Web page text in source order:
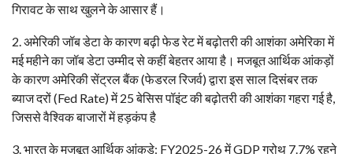
गिरावट के साथ खुलने के आसार हैं।
​2. अमेरिकी जॉब डेटा के कारण बढ़ी फेड रेट में बढ़ोतरी की आशंका अमेरिका में
मई महीने का जॉब डेटा उम्मीद से कहीं बेहतर आया है। मजबूत आर्थिक आंकड़ों
के कारण अमेरिकी सेंट्रल बैंक (फेडरल रिजर्व) द्वारा इस साल दिसंबर तक
ब्याज दरों (Fed Rate) में 25 बेसिस पॉइंट की बढ़ोतरी की आशंका गहरा गई है,
जिससे वैश्विक बाजारों में हड़कंप है
​3. भारत के मजबूत आर्थिक आंकड़े: FY2025-26 में GDP ग्रोथ 7.7% रहने